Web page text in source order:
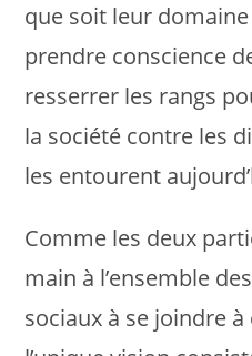
que soit leur
prendre conscience
resserrer les rangs
la société contre les
les entourent
Comme les deux
main à l’ensemble
sociaux à se joindre